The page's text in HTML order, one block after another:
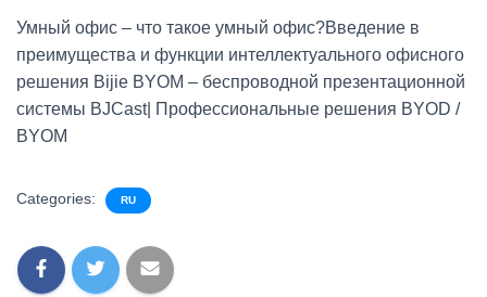
Умный офис – что такое умный офис?Введение в
преимущества и функции интеллектуального офисного
решения Bijie BYOM – беспроводной презентационной
системы BJCast| Профессиональные решения BYOD /
BYOM
Categories: RU